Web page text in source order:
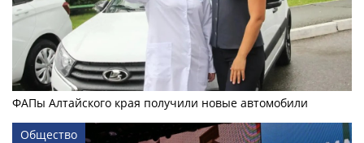
ФАПы Алтайского края получили новые автомобили
Общество